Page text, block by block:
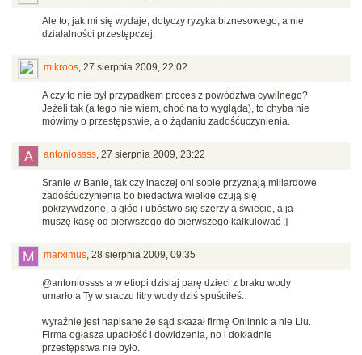
Ale to, jak mi się wydaje, dotyczy ryzyka biznesowego, a nie
działalności przestępczej.
mikroos, 27 sierpnia 2009, 22:02
A czy to nie był przypadkem proces z powództwa cywilnego?
Jeżeli tak (a tego nie wiem, choć na to wygląda), to chyba nie
mówimy o przestępstwie, a o żądaniu zadośćuczynienia.
antoniossss, 27 sierpnia 2009, 23:22
Sranie w Banie, tak czy inaczej oni sobie przyznają miliardowe
zadośćuczynienia bo biedactwa wielkie czują się
pokrzywdzone, a głód i ubóstwo się szerzy a świecie, a ja
muszę kasę od pierwszego do pierwszego kalkulować ;]
marximus, 28 sierpnia 2009, 09:35
@antoniossss a w etiopi dzisiaj parę dzieci z braku wody
umarło a Ty w sraczu litry wody dziś spuściłeś.
wyraźnie jest napisane że sąd skazał firmę Onlinnic a nie Liu.
Firma ogłasza upadłość i dowidzenia, no i dokładnie
przestępstwa nie było.